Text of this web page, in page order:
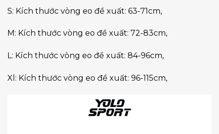
S: Kích thước vòng eo đề xuất: 63-71cm,
M: Kích thước vòng eo đề xuất: 72-83cm,
L: Kích thước vòng eo đề xuất: 84-96cm,
Xl: Kích thước vòng eo đề xuất: 96-115cm,